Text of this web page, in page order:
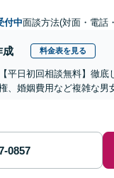
付中面談方法(対面・電話
成 料金表を見る
平日初回相談無料】徹
、婚姻費用など複雑な男